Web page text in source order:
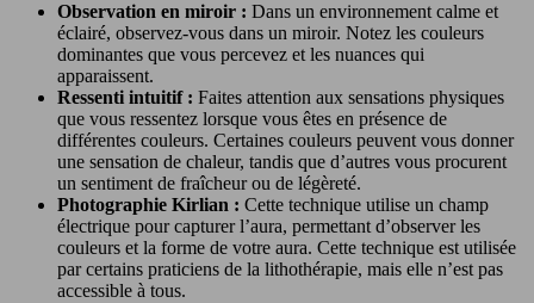
Observation en miroir : Dans un environnement calme et
éclairé, observez-vous dans un miroir. Notez les couleurs
dominantes que vous percevez et les nuances qui
apparaissent.
Ressenti intuitif : Faites attention aux sensations physiques
que vous ressentez lorsque vous êtes en présence de
différentes couleurs. Certaines couleurs peuvent vous donner
une sensation de chaleur, tandis que d’autres vous procurent
un sentiment de fraîcheur ou de légèreté.
Photographie Kirlian : Cette technique utilise un champ
électrique pour capturer l’aura, permettant d’observer les
couleurs et la forme de votre aura. Cette technique est utilisée
par certains praticiens de la lithothérapie, mais elle n’est pas
accessible à tous.